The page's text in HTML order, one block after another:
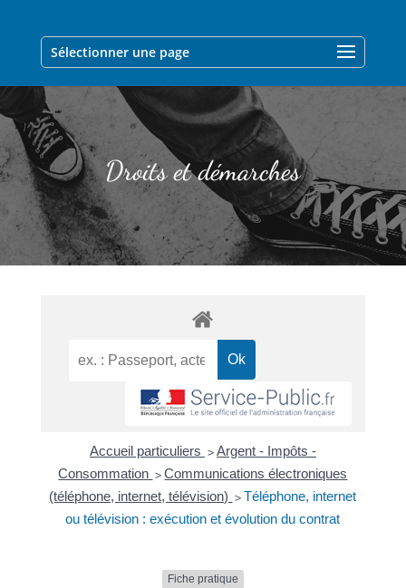
Sélectionner une page
Droits et démarches
Accueil particuliers > Argent - Impôts -
Consommation > Communications électroniques
(téléphone, internet, télévision) > Téléphone, internet
ou télévision : exécution et évolution du contrat
Fiche pratique